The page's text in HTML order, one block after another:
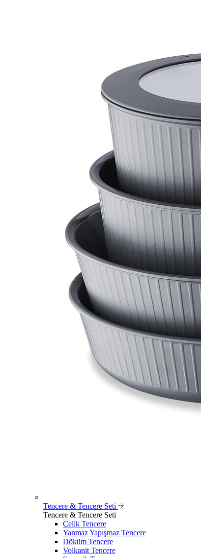
Tencere & Tencere Seti
Tencere & Tencere Seti
Çelik Tencere
Yanmaz Yapışmaz Tencere
Döküm Tencere
Volkanit Tencere